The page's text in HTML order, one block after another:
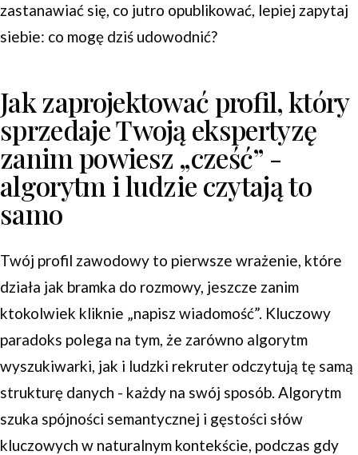
zastanawiać się, co jutro opublikować, lepiej zapytaj
siebie: co mogę dziś udowodnić?
Jak zaprojektować profil, który
sprzedaje Twoją ekspertyzę
zanim powiesz „cześć” -
algorytm i ludzie czytają to
samo
Twój profil zawodowy to pierwsze wrażenie, które
działa jak bramka do rozmowy, jeszcze zanim
ktokolwiek kliknie „napisz wiadomość”. Kluczowy
paradoks polega na tym, że zarówno algorytm
wyszukiwarki, jak i ludzki rekruter odczytują tę samą
strukturę danych - każdy na swój sposób. Algorytm
szuka spójności semantycznej i gęstości słów
kluczowych w naturalnym kontekście, podczas gdy